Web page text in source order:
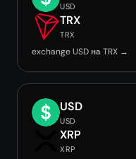
USD
TRX
TRX
exchange USD на TRX →
USD
USD
XRP
XRP